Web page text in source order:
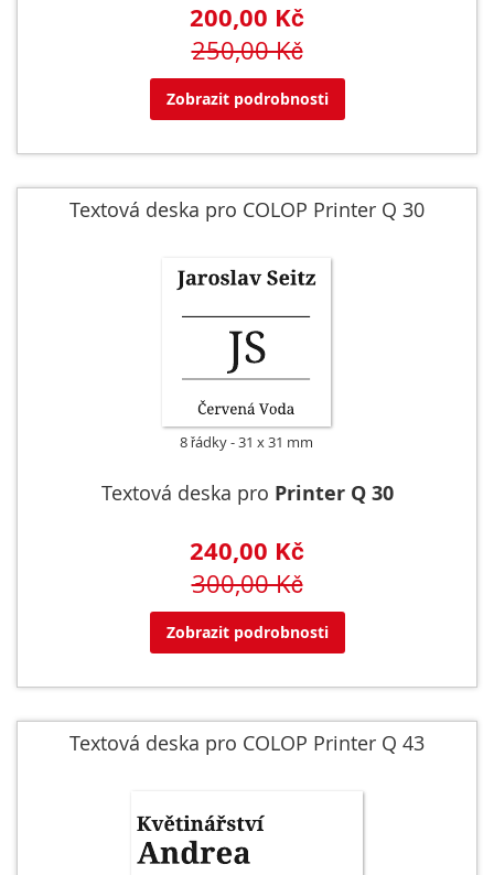
200,00 Kč
250,00 Kč
Zobrazit podrobnosti
Textová deska pro COLOP Printer Q 30
8 řádky 31 x 31 mm
Textová deska pro Printer Q 30
240,00 Kč
300,00 Kč
Zobrazit podrobnosti
Textová deska pro COLOP Printer Q 43